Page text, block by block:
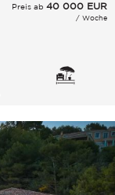
Preis ab 40 000 EUR
/ Woche